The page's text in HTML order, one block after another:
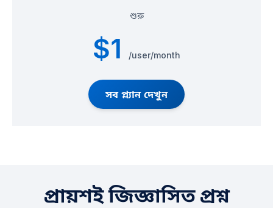
শুরু
$1 /user/month
সব প্ল্যান দেখুন
প্রায়শই জিজ্ঞাসিত প্রশ্ন